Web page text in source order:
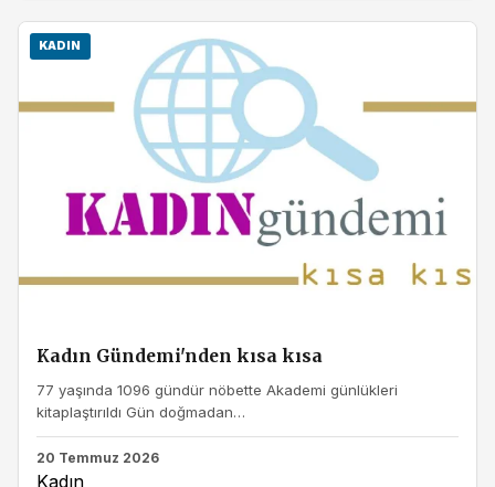
KADIN
Kadın Gündemi'nden kısa kısa
77 yaşında 1096 gündür nöbette Akademi günlükleri
kitaplaştırıldı Gün doğmadan…
20 Temmuz 2026
Kadın